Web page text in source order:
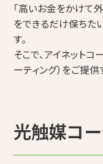
「高いお金をかけて
をできるだけ保ちた
す。
そこで、アイネット
ーティング）をご提
光触媒コー